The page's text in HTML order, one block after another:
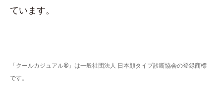
ています。
「クールカジュアル®」は一般社団法人 日本顔タイプ診断協会の登録商標
です。